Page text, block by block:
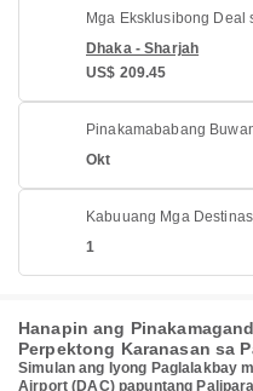
Mga Eksklusibong Deal
Dhaka - Sharjah
US$ 209.45
Pinakamababang
Okt
Kabuuang Mga
1
Hanapin ang
Perpektong Karanasan sa
Simulan ang Iyong Paglalakbay
Airport (DAC) papuntang